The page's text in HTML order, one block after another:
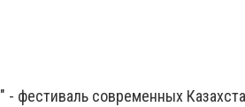
" - фестиваль современных